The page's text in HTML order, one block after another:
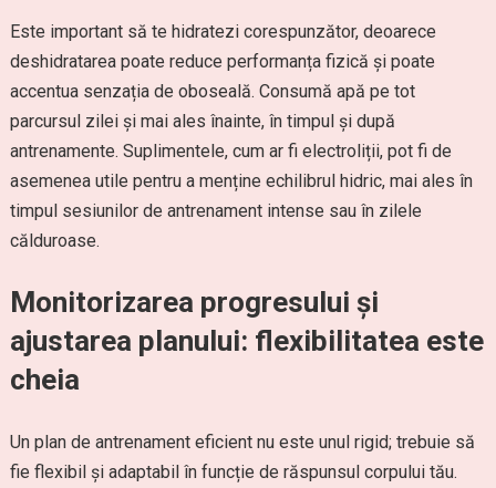
Este important să te hidratezi corespunzător, deoarece
deshidratarea poate reduce performanța fizică și poate
accentua senzația de oboseală. Consumă apă pe tot
parcursul zilei și mai ales înainte, în timpul și după
antrenamente. Suplimentele, cum ar fi electroliții, pot fi de
asemenea utile pentru a menține echilibrul hidric, mai ales în
timpul sesiunilor de antrenament intense sau în zilele
călduroase.
Monitorizarea progresului și
ajustarea planului: flexibilitatea este
cheia
Un plan de antrenament eficient nu este unul rigid; trebuie să
fie flexibil și adaptabil în funcție de răspunsul corpului tău.